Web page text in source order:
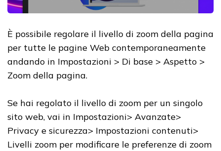
È possibile regolare il livello di zoom della pagina
per tutte le pagine Web contemporaneamente
andando in Impostazioni > Di base > Aspetto >
Zoom della pagina.
Se hai regolato il livello di zoom per un singolo
sito web, vai in Impostazioni> Avanzate>
Privacy e sicurezza> Impostazioni contenuti>
Livelli zoom per modificare le preferenze di zoom